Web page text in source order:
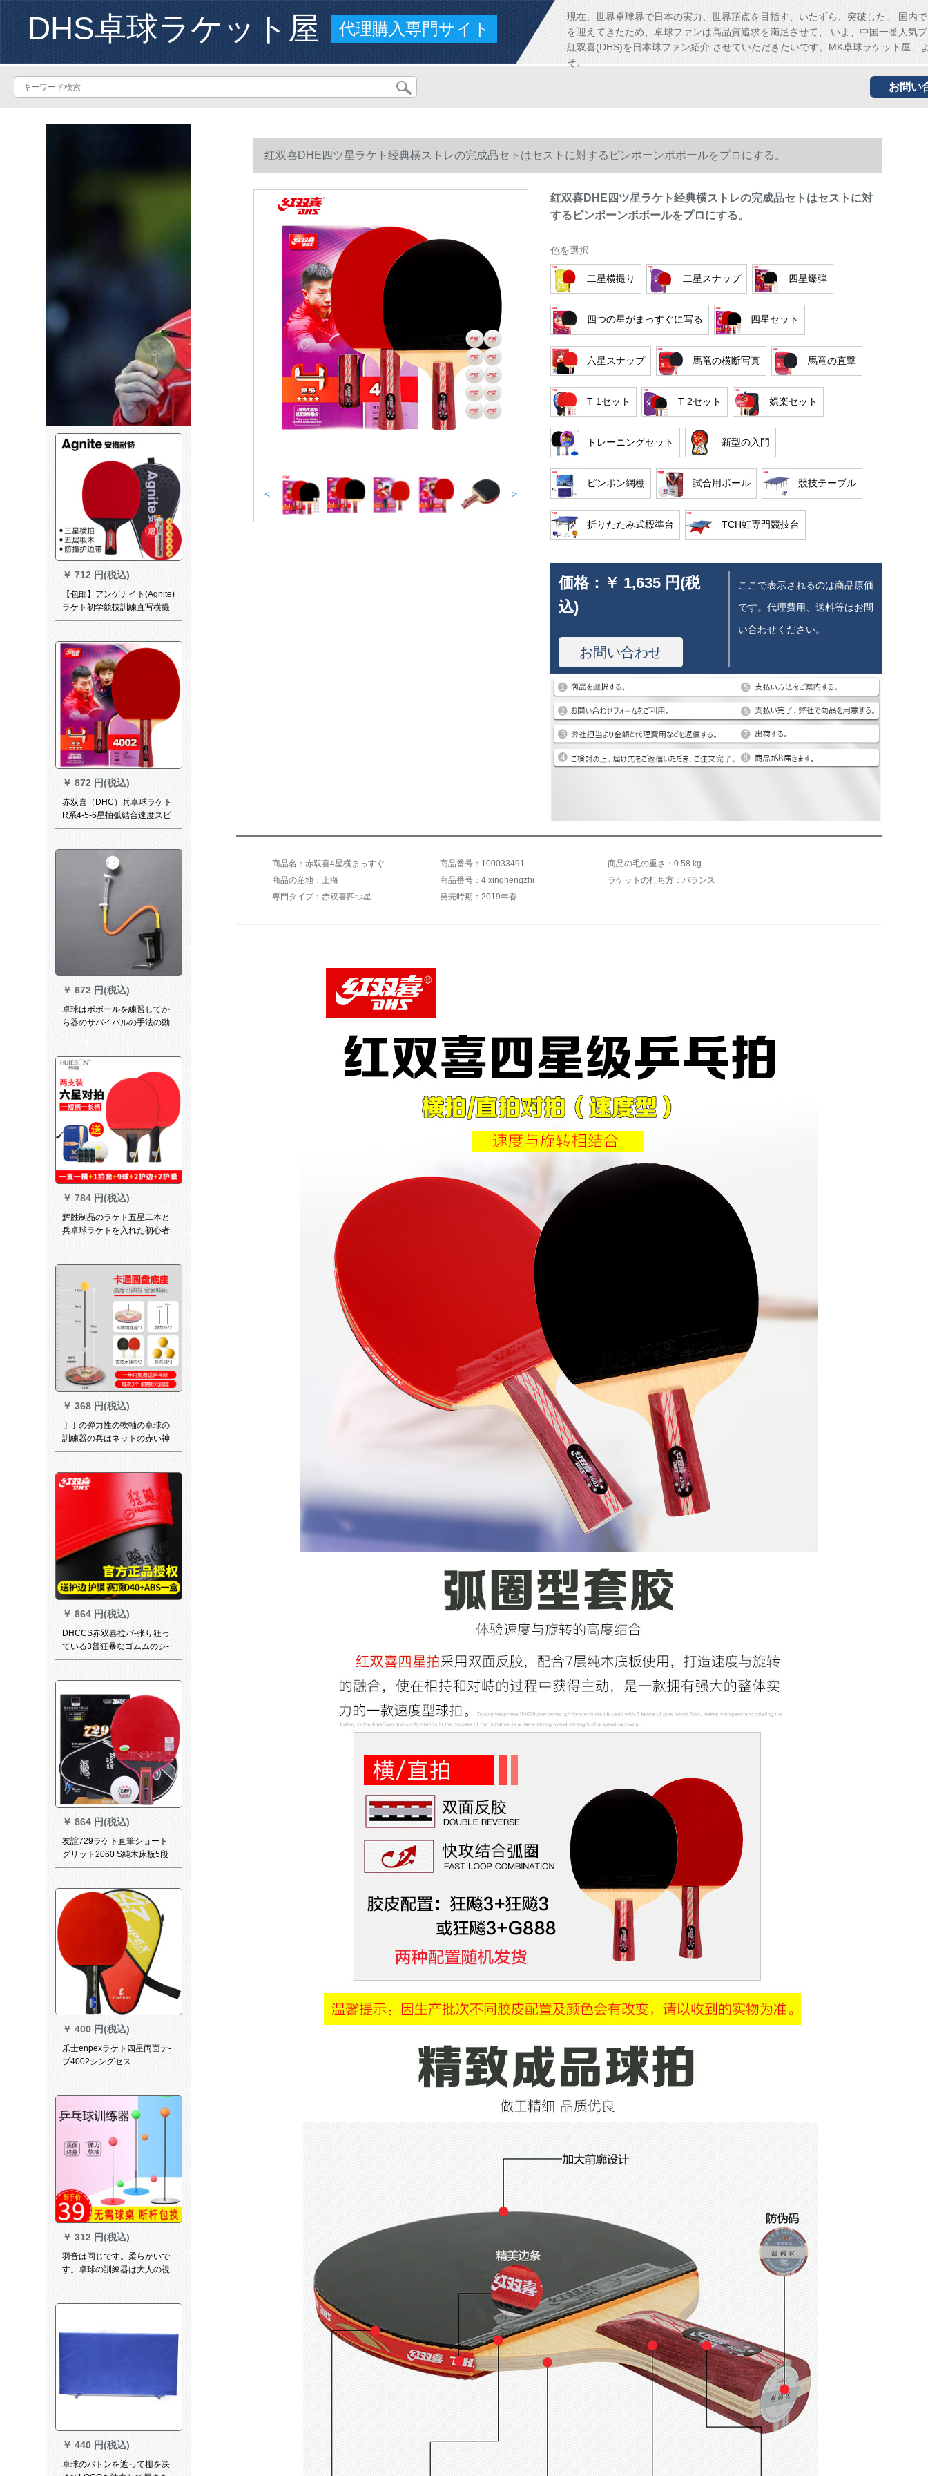
DHS卓球ラケット屋 代理購入専門サイト
現在、世界卓球界で日本の実力、世界頂点を目指す、いたずら、突破した。 国内
を迎えてきたため、卓球ファンは高品質追求を満足させて、 いま、中国一番人気
紅双喜(DHS)を日本球ファン紹介 させていただきたいです。MK卓球ラケット屋、
そ。
お問い
￥ 712 円(税込)
【包邮】アンゲナイト(Agnite)
ラケト初学競技訓練直写横撮
り一眼レフ両面反膠アローク
￥ 872 円(税込)
赤双喜（DHC）兵卓球ラケト
R系4-5-6星拍弧結合速度スピ
リット·ドナ·ク7階純木総合攻
￥ 672 円(税込)
卓球はボボールを練習してか
ら器のサバイバルの手法の動
作を練習して定型化します。
￥ 784 円(税込)
辉胜制品のラケト五星二本と
兵卓球ラケトを入れた初心者
の兵浜卓球ラッケトを二枚に
￥ 368 円(税込)
丁丁の弾力性の軟軸の卓球の
訓練器の兵はネットの赤い神
の器を訓練してから供給しま
ゃの家庭用【ステンレス】ナ
タクの高さは家族の金を調節
することができます。
￥ 864 円(税込)
DHCCS赤双喜拉バ-张り狂っ
ている3普狂暴なゴムムのシ-
リングが狂暴です。3普狂暴で
￥ 864 円(税込)
友誼729ラケト直筆ショート
グリット2060 S純木床板5段
攻撃用シェク型贈呈セト+ボワ
￥ 400 円(税込)
乐士enpexラケト四星両面テ-
プ4002シングセス
￥ 312 円(税込)
羽音は同じです。柔らかいで
す。卓球の訓練器は大人の視
力訓練器に供給します。
￥ 440 円(税込)
卓球のバトンを遮って栅を决
红双喜DHE四ツ星ラケト经典横ストレの完成品セトはセストに対するピンポーンボボールをプロにする。
< >
红双喜DHE四ツ星ラケト经典横ストレの完成品セトはセストに対
するピンポーンボボールをプロにする。
色を選択
二星横撮り 二星スナップ 四星爆弾
四つの星がまっすぐに写る 四星セット
六星スナップ 馬竜の横断写真 馬竜の直撃
T 1セット T 2セット 娯楽セット
トレーニングセット 新型の入門
ピンポン網棚 試合用ボール 競技テーブル
折りたたみ式標準台 TCH虹専門競技台
価格： ￥ 1,635 円(税
込)
お問い合わせ
ここで表示されるのは商品原価
です。代理費用、送料等はお問
い合わせください。
商品名：赤双喜4星横まっすぐ 商品番号：100033491
商品の毛の重さ：0.58 kg
商品の産地：上海
商品番号：4 xinghengzhi
ラケットの打ち方：バランス
専門タイプ：赤双喜四つ星
発売時期：2019年春